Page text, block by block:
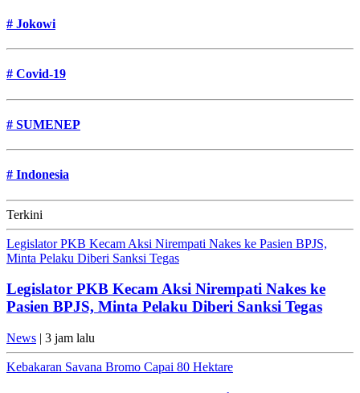
# Jokowi
# Covid-19
# SUMENEP
# Indonesia
Terkini
Legislator PKB Kecam Aksi Nirempati Nakes ke Pasien BPJS,
Minta Pelaku Diberi Sanksi Tegas
Legislator PKB Kecam Aksi Nirempati Nakes ke
Pasien BPJS, Minta Pelaku Diberi Sanksi Tegas
News | 3 jam lalu
Kebakaran Savana Bromo Capai 80 Hektare